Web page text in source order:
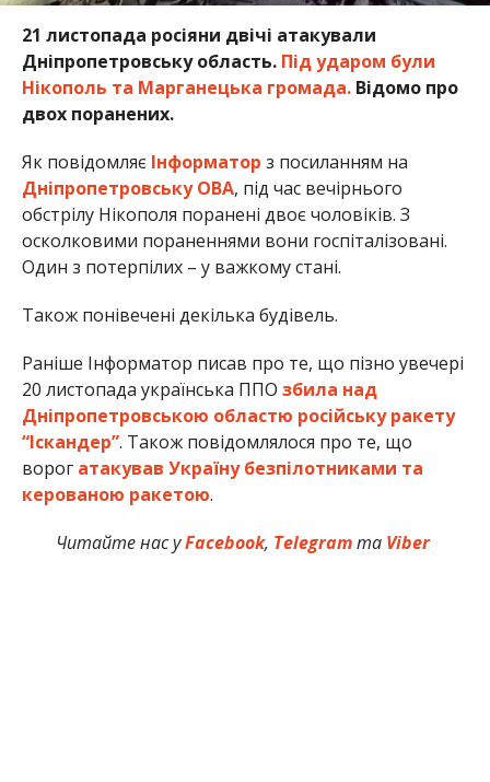
21 листопада росіяни двічі атакували
Дніпропетровську область. Під ударом були
Нікополь та Марганецька громада.Відомо про
двох поранених.
Як повідомляє Інформатор з посиланням на
Дніпропетровську ОВА, під час вечірнього
обстрілу Нікополя поранені двоє чоловіків. З
осколковими пораненнями вони госпіталізовані.
Один з потерпілих – у важкому стані.
Також понівечені декілька будівель.
Раніше Інформатор писав про те, що пізно увечері
20 листопада українська ППО збила над
Дніпропетровською областю російську ракету
“Іскандер”. Також повідомлялося про те, що
ворог атакував Україну безпілотниками та
керованою ракетою.
Читайте нас уFacebook, Telegramта Viber